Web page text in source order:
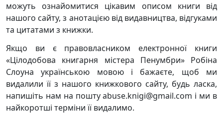
можуть ознайомитися цікавим описом книги від
нашого сайту, з анотацією від видавництва, відгуками
та цитатами з книжки.
Якщо ви є правовласником електронної книги
«Цілодобова книгарня містера Пенумбри» Робіна
Слоуна українською мовою і бажаєте, щоб ми
видалили її з нашого книжкового сайту, будь ласка,
напишіть нам на пошту abuse.knigi@gmail.com і ми в
найкоротші терміни її видалимо.